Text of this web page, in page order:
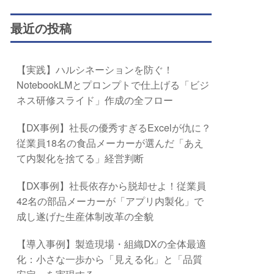
最近の投稿
【実践】ハルシネーションを防ぐ！
NotebookLMとプロンプトで仕上げる「ビジ
ネス研修スライド」作成の全フロー
【DX事例】社長の優秀すぎるExcelが仇に？
従業員18名の食品メーカーが選んだ「あえ
て内製化を捨てる」経営判断
【DX事例】社長依存から脱却せよ！従業員
42名の部品メーカーが「アプリ内製化」で
成し遂げた生産体制改革の全貌
【導入事例】製造現場・組織DXの全体最適
化：小さな一歩から「見える化」と「品質